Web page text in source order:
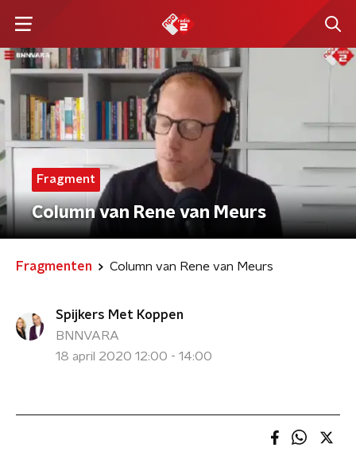
Fragment
Column van Rene van Meurs
Fragmenten Column van Rene van Meurs
Spijkers Met Koppen
BNNVARA
18 april 2020 12:00 - 14:00